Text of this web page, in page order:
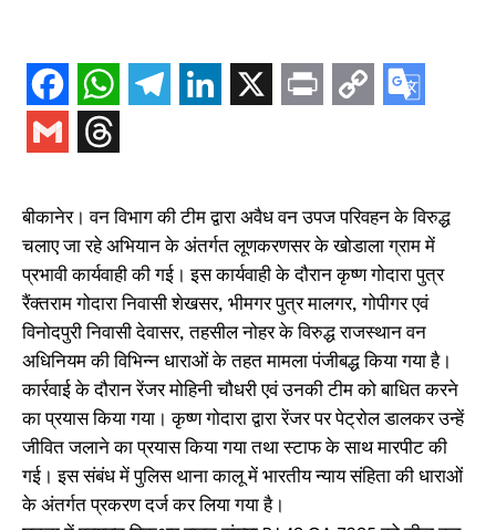
बीकानेर। वन विभाग की टीम द्वारा अवैध वन उपज परिवहन के विरुद्ध
चलाए जा रहे अभियान के अंतर्गत लूणकरणसर के खोडाला ग्राम में
प्रभावी कार्यवाही की गई। इस कार्यवाही के दौरान कृष्ण गोदारा पुत्र
रैंक्तराम गोदारा निवासी शेखसर, भीमगर पुत्र मालगर, गोपीगर एवं
विनोदपुरी निवासी देवासर, तहसील नोहर के विरुद्ध राजस्थान वन
अधिनियम की विभिन्न धाराओं के तहत मामला पंजीबद्ध किया गया है।
कार्रवाई के दौरान रेंजर मोहिनी चौधरी एवं उनकी टीम को बाधित करने
का प्रयास किया गया। कृष्ण गोदारा द्वारा रेंजर पर पेट्रोल डालकर उन्हें
जीवित जलाने का प्रयास किया गया तथा स्टाफ के साथ मारपीट की
गई। इस संबंध में पुलिस थाना कालू में भारतीय न्याय संहिता की धाराओं
के अंतर्गत प्रकरण दर्ज कर लिया गया है।